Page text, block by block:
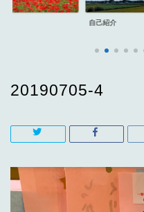
自己紹介
20190705-4